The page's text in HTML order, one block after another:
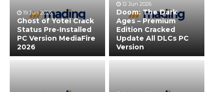
19 Jun 2026
Ghost of Yotei Crack
Status Pre-Installed
PC Version MediaFire
2026
12 Jun 2026
Doom: The Dark
Ages – Premium
Edition Cracked
Update All DLCs PC
Version